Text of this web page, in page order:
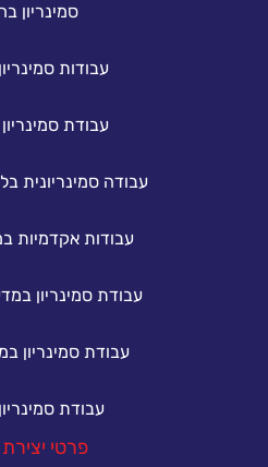
סמינריון
עבודות
עבודת
עבודה סמינריונית
עבודות אקדמיות
עבודת סמינריון
עבודת סמינריון
עבודת
פרטי